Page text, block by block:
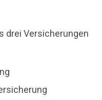
drei Versicherungen